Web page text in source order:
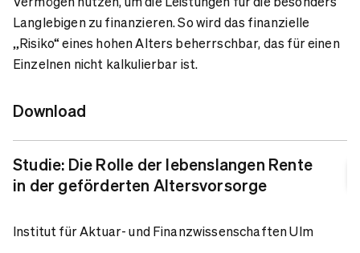
Langlebigen zu finanzieren. So wird das finanzielle
„Risiko“ eines hohen Alters beherrschbar, das für einen
Einzelnen nicht kalkulierbar ist.
Download
Studie: Die Rolle der lebenslangen Rente
in der geförderten Altersvorsorge
Institut für Aktuar- und Finanzwissenschaften Ulm